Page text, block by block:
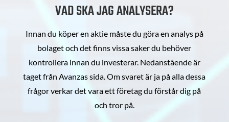
VAD SKA JAG ANALYSERA?
Innan du köper en aktie måste du göra en analys på
bolaget och det finns vissa saker du behöver
kontrollera innan du investerar. Nedanstående är
taget från Avanzas sida. Om svaret är ja på alla dessa
frågor verkar det vara ett företag du förstår dig på
och tror på.